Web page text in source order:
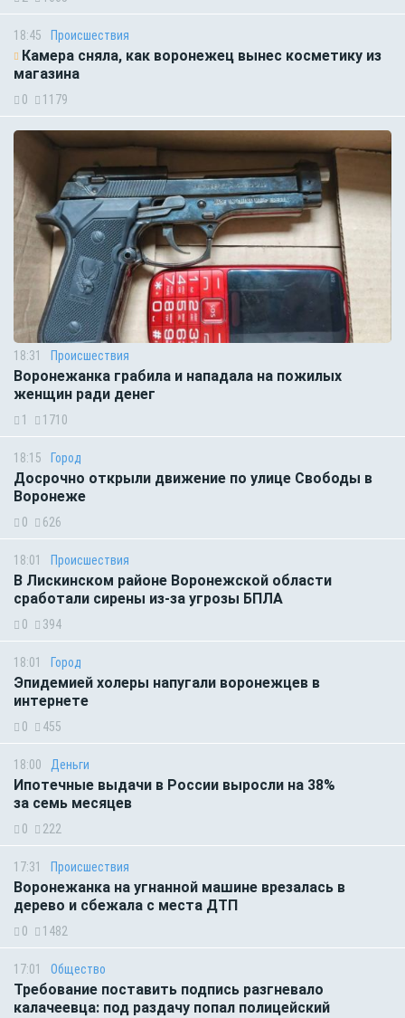
18:45 Происшествия
Камера сняла, как воронежец вынес косметику из
магазина
0 1179
18:31 Происшествия
Воронежанка грабила и нападала на пожилых
женщин ради денег
1 1710
18:15 Город
Досрочно открыли движение по улице Свободы в
Воронеже
0 626
18:01 Происшествия
В Лискинском районе Воронежской области
сработали сирены из-за угрозы БПЛА
0 394
18:01 Город
Эпидемией холеры напугали воронежцев в
интернете
0 455
18:00 Деньги
Ипотечные выдачи в России выросли на 38%
за семь месяцев
0 222
17:31 Происшествия
Воронежанка на угнанной машине врезалась в
дерево и сбежала с места ДТП
0 1482
17:01 Общество
Требование поставить подпись разгневало
калачеевца: под раздачу попал полицейский